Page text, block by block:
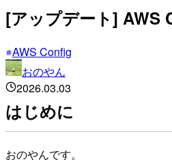
[アップデート] AWS
AWS Config
おのやん
2026.03.03
はじめに
おのやんです。